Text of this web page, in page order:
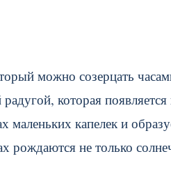
можно созерцать
которая
капелек и
рождаются не только